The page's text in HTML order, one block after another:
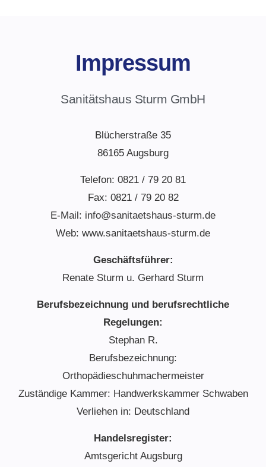
Impressum
Sanitätshaus Sturm GmbH
Blücherstraße 35
86165 Augsburg
Telefon: 0821 / 79 20 81
Fax: 0821 / 79 20 82
E-Mail: info@sanitaetshaus-sturm.de
Web: www.sanitaetshaus-sturm.de
Geschäftsführer:
Renate Sturm u. Gerhard Sturm
Berufsbezeichnung und berufsrechtliche
Regelungen:
Stephan R.
Berufsbezeichnung:
Orthopädieschuhmachermeister
Zuständige Kammer: Handwerkskammer Schwaben
Verliehen in: Deutschland
Handelsregister:
Amtsgericht Augsburg